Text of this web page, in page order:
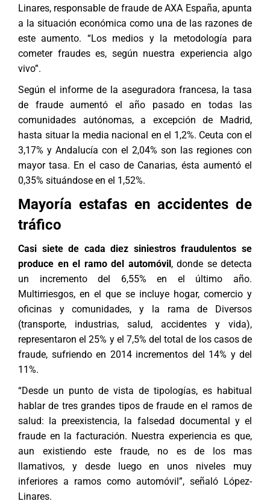
Linares, responsable de fraude de AXA España, apunta
a la situación económica como una de las razones de
este aumento. “Los medios y la metodología para
cometer fraudes es, según nuestra experiencia algo
vivo”.
Según el informe de la aseguradora francesa, la tasa
de fraude aumentó el año pasado en todas las
comunidades autónomas, a excepción de Madrid,
hasta situar la media nacional en el 1,2%. Ceuta con el
3,17% y Andalucía con el 2,04% son las regiones con
mayor tasa. En el caso de Canarias, ésta aumentó el
0,35% situándose en el 1,52%.
Mayoría estafas en accidentes de
tráfico
Casi siete de cada diez siniestros fraudulentos se
produce en el ramo del automóvil, donde se detecta
un incremento del 6,55% en el último año.
Multirriesgos, en el que se incluye hogar, comercio y
oficinas y comunidades, y la rama de Diversos
(transporte, industrias, salud, accidentes y vida),
representaron el 25% y el 7,5% del total de los casos de
fraude, sufriendo en 2014 incrementos del 14% y del
11%.
“Desde un punto de vista de tipologías, es habitual
hablar de tres grandes tipos de fraude en el ramos de
salud: la preexistencia, la falsedad documental y el
fraude en la facturación. Nuestra experiencia es que,
aun existiendo este fraude, no es de los mas
llamativos, y desde luego en unos niveles muy
inferiores a ramos como automóvil”, señaló López-
Linares.